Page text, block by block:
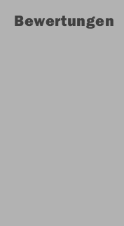
Bewertungen